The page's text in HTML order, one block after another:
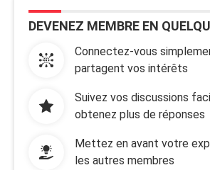
DEVENEZ MEMBRE EN
Connectez-vous
partagent vos intérêts
Suivez vos discussions
obtenez plus de réponses
Mettez en avant votre
les autres membres